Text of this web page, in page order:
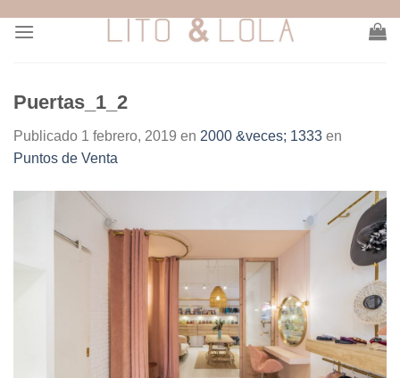
Puertas_1_2
Publicado 1 febrero, 2019 en 2000 &veces; 1333 en
Puntos de Venta